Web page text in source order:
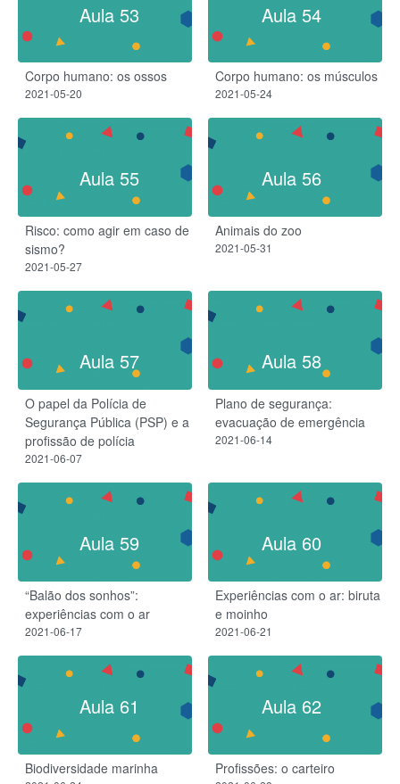
Aula 53
Corpo humano: os ossos
2021-05-20
Aula 54
Corpo humano: os músculos
2021-05-24
Aula 55
Risco: como agir em caso de
sismo?
2021-05-27
Aula 56
Animais do zoo
2021-05-31
Aula 57
O papel da Polícia de
Segurança Pública (PSP) e a
profissão de polícia
2021-06-07
Aula 58
Plano de segurança:
evacuação de emergência
2021-06-14
Aula 59
“Balão dos sonhos”:
experiências com o ar
2021-06-17
Aula 60
Experiências com o ar: biruta
e moinho
2021-06-21
Aula 61
Biodiversidade marinha
Aula 62
Profissões: o carteiro